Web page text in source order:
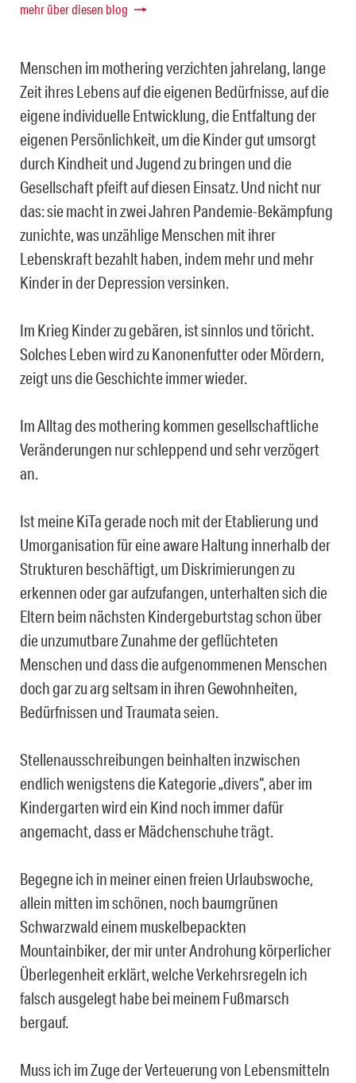
mehr über diesen blog
Menschen im mothering verzichten jahrelang, lange
Zeit ihres Lebens auf die eigenen Bedürfnisse, auf die
eigene individuelle Entwicklung, die Entfaltung der
eigenen Persönlichkeit, um die Kinder gut umsorgt
durch Kindheit und Jugend zu bringen und die
Gesellschaft pfeift auf diesen Einsatz. Und nicht nur
das: sie macht in zwei Jahren Pandemie-Bekämpfung
zunichte, was unzählige Menschen mit ihrer
Lebenskraft bezahlt haben, indem mehr und mehr
Kinder in der Depression versinken.
Im Krieg Kinder zu gebären, ist sinnlos und töricht.
Solches Leben wird zu Kanonenfutter oder Mördern,
zeigt uns die Geschichte immer wieder.
Im Alltag des mothering kommen gesellschaftliche
Veränderungen nur schleppend und sehr verzögert
an.
Ist meine KiTa gerade noch mit der Etablierung und
Umorganisation für eine aware Haltung innerhalb der
Strukturen beschäftigt, um Diskrimierungen zu
erkennen oder gar aufzufangen, unterhalten sich die
Eltern beim nächsten Kindergeburtstag schon über
die unzumutbare Zunahme der geflüchteten
Menschen und dass die aufgenommenen Menschen
doch gar zu arg seltsam in ihren Gewohnheiten,
Bedürfnissen und Traumata seien.
Stellenausschreibungen beinhalten inzwischen
endlich wenigstens die Kategorie „divers“, aber im
Kindergarten wird ein Kind noch immer dafür
angemacht, dass er Mädchenschuhe trägt.
Begegne ich in meiner einen freien Urlaubswoche,
allein mitten im schönen, noch baumgrünen
Schwarzwald einem muskelbepackten
Mountainbiker, der mir unter Androhung körperlicher
Überlegenheit erklärt, welche Verkehrsregeln ich
falsch ausgelegt habe bei meinem Fußmarsch
bergauf.
Muss ich im Zuge der Verteuerung von Lebensmitteln